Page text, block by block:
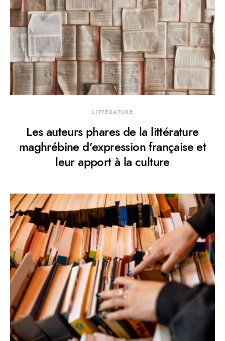
LITTÉRATURE
Les auteurs phares de la littérature
maghrébine d’expression française et
leur apport à la culture